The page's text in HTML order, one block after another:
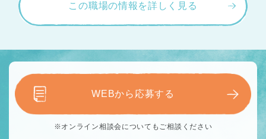
この職場の情報を詳しく見る
WEBから応募する
※オンライン相談会についてもご相談ください